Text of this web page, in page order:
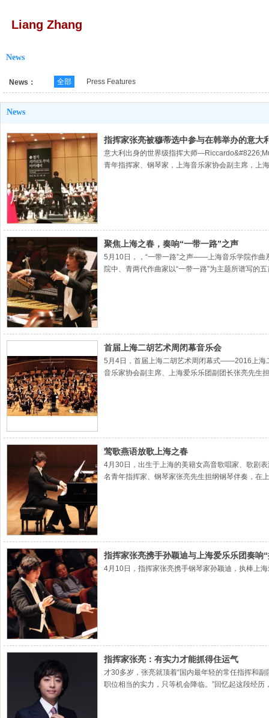
Liang Zhang
News
News： 全部 Press Features
News
指挥家张亮被穆蒂选中参与在韩举办的意大
意大利出身的世界级指挥大师
青年指挥家、钢琴家，上海音乐家协会副主席，
聚焦上海之春，奏响“一带一路”之声
5月10日，，“一带一路”之声——上海音乐学院作曲
院中、青两代作曲家以“一带一路”为主题所谱写的
首届上海二胡艺术周闭幕音乐会
5月4日，首届上海二胡艺术周闭幕式——2016上海
音乐家协会副主席、上海爱乐乐团副团长张亮先生
莺歌燕语放歌上海之春
4月30日，出生于上海的美籍女高音歌唱家、歌剧
名青年指挥家、钢琴家张亮先生担纲钢琴伴奏，在
指挥家张亮携手孙颖迪与上海爱乐乐团奏响
4月10日，指挥家张亮携手钢琴家孙颖迪，执棒上
指挥家张亮：有实力才能抓得住运气
才30多岁，张亮就顶着“国内最年轻的常任指挥和
职位相当的实力，只等机会降临。”回忆起这段经历